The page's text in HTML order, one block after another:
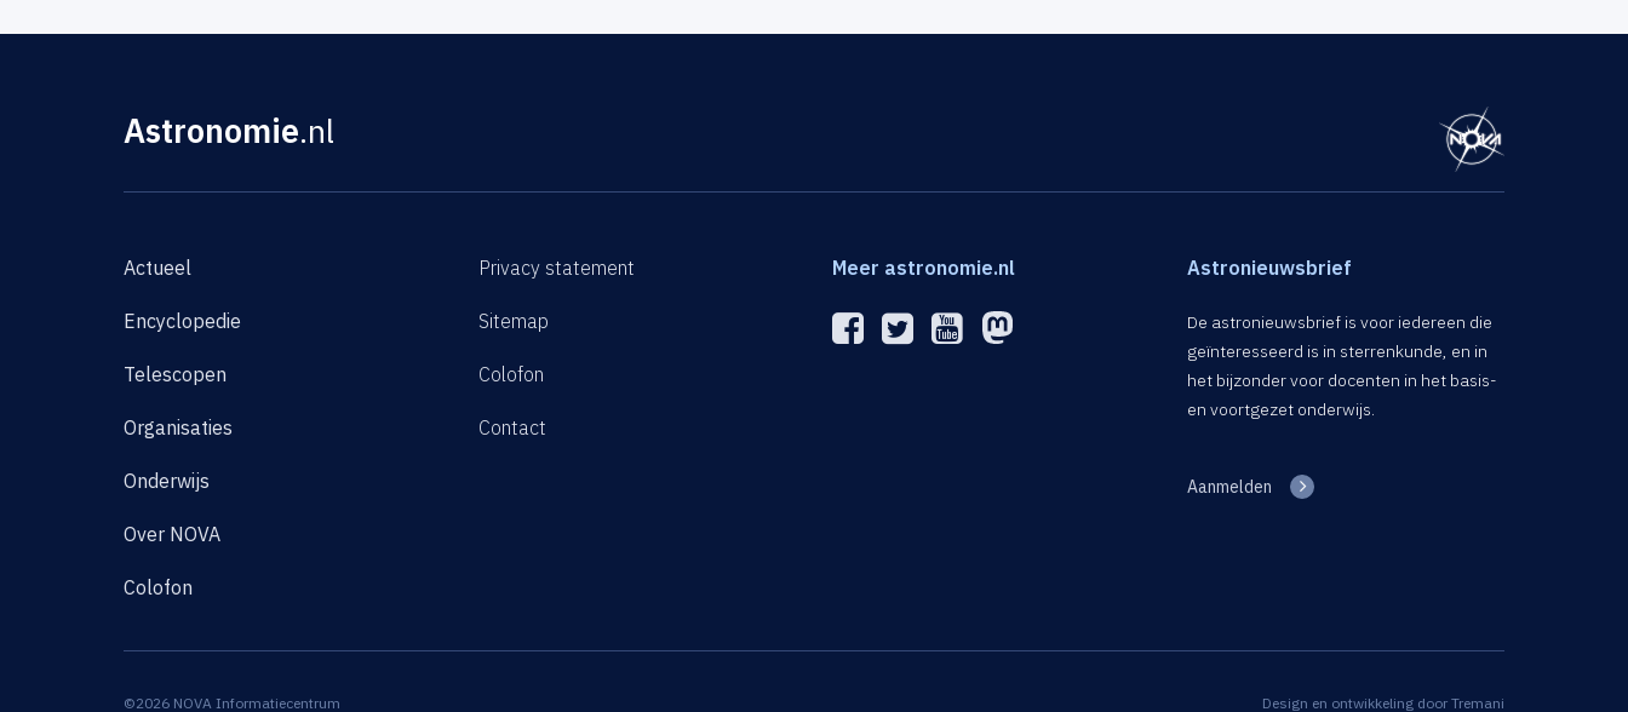
Astronomie.nl
Actueel
Encyclopedie
Telescopen
Organisaties
Onderwijs
Over NOVA
Colofon
Privacy statement
Sitemap
Colofon
Contact
Meer astronomie.nl Astronieuwsbrief
De astronieuwsbrief is voor iedereen die
geïnteresseerd is in sterrenkunde, en in
het bijzonder voor docenten in het basis-
en voortgezet onderwijs.
Aanmelden
©2026 NOVA Informatiecentrum Design en ontwikkeling door Tremani